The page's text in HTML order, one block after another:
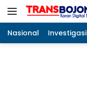
Langsung
Nasional Investigasi